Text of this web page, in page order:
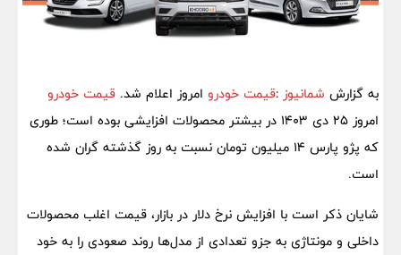
به گزارش شمانیوز :قیمت خودرو امروز اعلام شد. قیمت خودرو
امروز 25 دی 1403 در بیشتر محصولات افزایشی بوده است؛ طوری
که پژو پارس 14 میلیون تومان نسبت به روز گذشته گران شده
است.
شایان ذکر است با افزایش نرخ دلار در بازار، قیمت اغلب محصولات
داخلی و مونتاژی به جزو تعدادی از مدل‌ها روند صعودی را به خود